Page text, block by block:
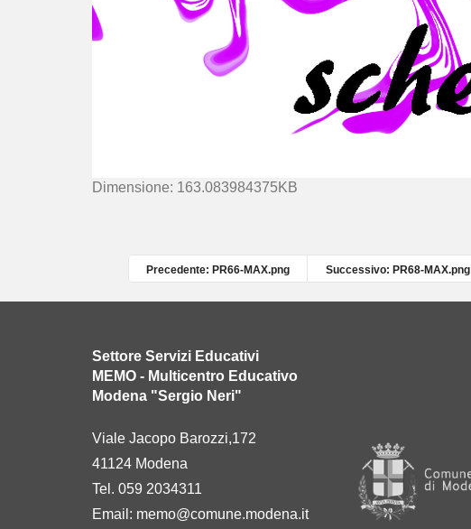
C
p
v
e
d
r
e
l
i
Dimensione: 163.083984375KB
Precedente: PR66-MAX.png Successivo: PR68-MAX.png
Settore Servizi Educativi
MEMO - Multicentro Educativo
Modena "Sergio Neri"
Viale Jacopo Barozzi,172
41124 Modena
Tel. 059 2034311
Email: memo@comune.modena.it